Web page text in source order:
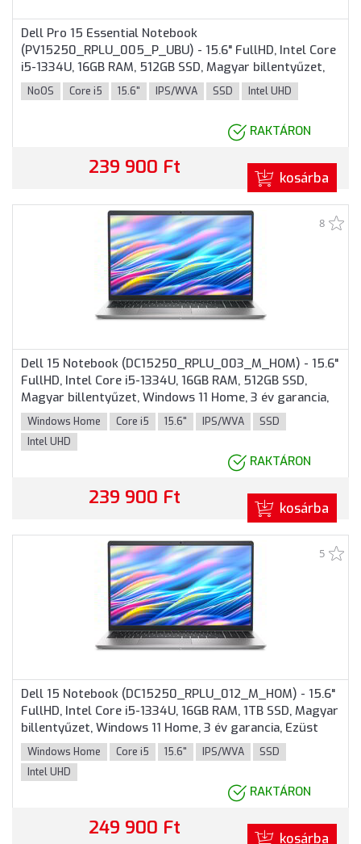
Dell Pro 15 Essential Notebook
(PV15250_RPLU_005_P_UBU) - 15.6" FullHD, Intel Core
i5-1334U, 16GB RAM, 512GB SSD, Magyar billentyűzet,
Operációs rendszer nélkül, 3 év garancia, Fekete
színben
NoOS Core i5 15.6" IPS/WVA SSD Intel UHD
RAKTÁRON
239 900 Ft kosárba
8
Dell 15 Notebook (DC15250_RPLU_003_M_HOM) - 15.6"
FullHD, Intel Core i5-1334U, 16GB RAM, 512GB SSD,
Magyar billentyűzet, Windows 11 Home, 3 év garancia,
Ezüst színben
Windows Home Core i5 15.6" IPS/WVA
SSD
Intel UHD
RAKTÁRON
239 900 Ft kosárba
5
Dell 15 Notebook (DC15250_RPLU_012_M_HOM) - 15.6"
FullHD, Intel Core i5-1334U, 16GB RAM, 1TB SSD, Magyar
billentyűzet, Windows 11 Home, 3 év garancia, Ezüst
színben
Windows Home Core i5 15.6" IPS/WVA
SSD
Intel UHD
RAKTÁRON
249 900 Ft kosárba